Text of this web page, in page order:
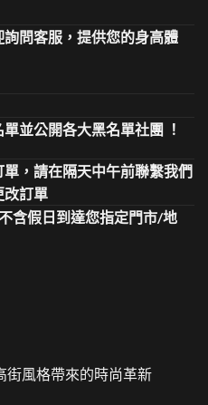
問客服，提供您的身高體
並公開各大黑名單社團 ！
，請在隔天中午前聯繫我們
改訂單
含假日到達您指定門市/地
街風格帶來的時尚革新